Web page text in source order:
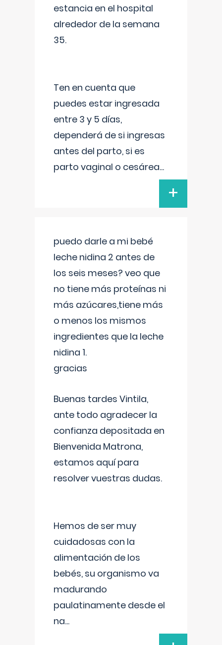
estancia en el hospital
alrededor de la semana
35.
Ten en cuenta que
puedes estar ingresada
entre 3 y 5 días,
dependerá de si ingresas
antes del parto, si es
parto vaginal o cesárea...
+
puedo darle a mi bebé
leche nidina 2 antes de
los seis meses? veo que
no tiene más proteínas ni
más azúcares,tiene más
o menos los mismos
ingredientes que la leche
nidina 1.
gracias
Buenas tardes Vintila,
ante todo agradecer la
confianza depositada en
Bienvenida Matrona,
estamos aquí para
resolver vuestras dudas.
Hemos de ser muy
cuidadosas con la
alimentación de los
bebés, su organismo va
madurando
paulatinamente desde el
na...